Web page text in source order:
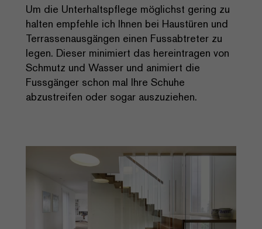
Um die Unterhaltspflege möglichst gering zu
halten empfehle ich Ihnen bei Haustüren und
Terrassenausgängen einen Fussabtreter zu
legen. Dieser minimiert das hereintragen von
Schmutz und Wasser und animiert die
Fussgänger schon mal Ihre Schuhe
abzustreifen oder sogar auszuziehen.